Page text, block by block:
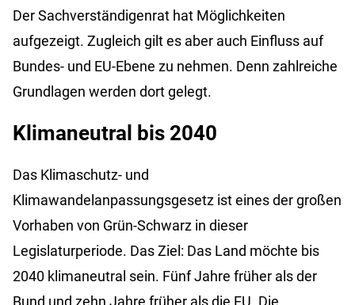
Der Sachverständigenrat hat Möglichkeiten
aufgezeigt. Zugleich gilt es aber auch Einfluss auf
Bundes- und EU-Ebene zu nehmen. Denn zahlreiche
Grundlagen werden dort gelegt.
Klimaneutral bis 2040
Das Klimaschutz- und
Klimawandelanpassungsgesetz ist eines der großen
Vorhaben von Grün-Schwarz in dieser
Legislaturperiode. Das Ziel: Das Land möchte bis
2040 klimaneutral sein. Fünf Jahre früher als der
Bund und zehn Jahre früher als die EU. Die